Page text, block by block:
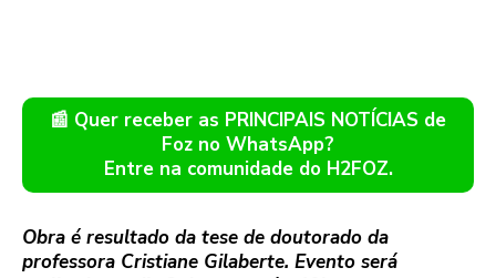
📰 Quer receber as PRINCIPAIS NOTÍCIAS de
Foz no WhatsApp?
Entre na comunidade do H2FOZ.
Obra é resultado da tese de doutorado da
professora Cristiane Gilaberte. Evento será